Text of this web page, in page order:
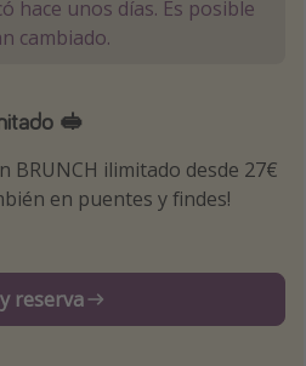
hace unos días. Es posible
cambiado.
🥪
BRUNCH ilimitado desde 27€
en puentes y findes!
reserva